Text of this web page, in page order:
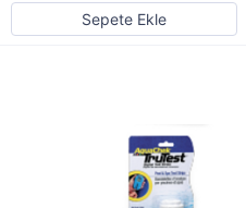
Sepete Ekle